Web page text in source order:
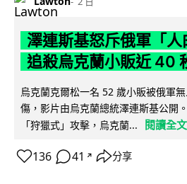
澤連斯基怒斥俄軍「
追殺烏克蘭小販近 40
烏克蘭克爾松一名 52 歲小販被俄軍
傷，影片由烏克蘭總統澤連斯基公開
「狩獵式」攻擊，烏克蘭...
閱讀全文
136 41 ↗ 分享